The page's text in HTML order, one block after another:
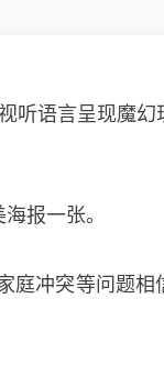
听语言呈现魔
报一张。
庭冲突等问题相